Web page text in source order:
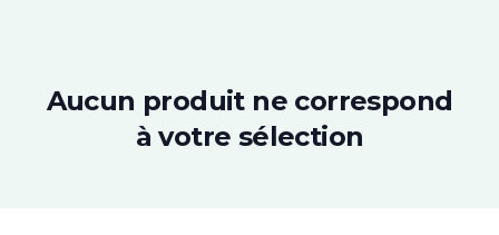
Nutrisanté
Densmore
Chondrostéo
Aucun produit ne correspond
à votre sélection